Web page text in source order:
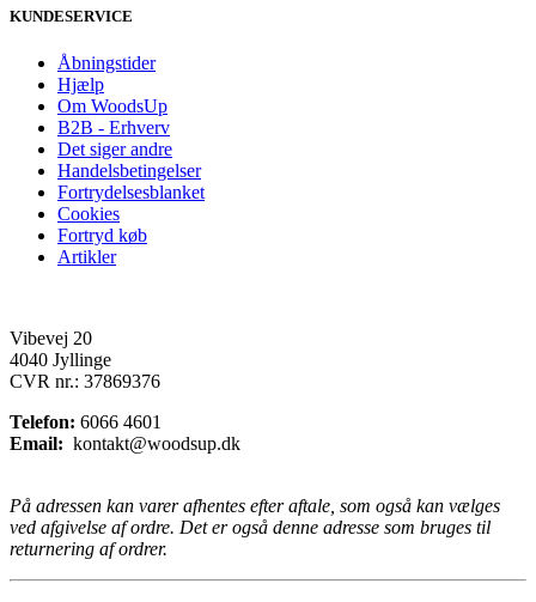
KUNDESERVICE
Åbningstider
Hjælp
Om WoodsUp
B2B - Erhverv
Det siger andre
Handelsbetingelser
Fortrydelsesblanket
Cookies
Fortryd køb
Artikler
Vibevej 20
4040 Jyllinge
CVR nr.: 37869376
Telefon: 6066 4601
Email: kontakt@woodsup.dk
På adressen kan varer afhentes efter aftale, som også kan vælges
ved afgivelse af ordre. Det er også denne adresse som bruges til
returnering af ordrer.